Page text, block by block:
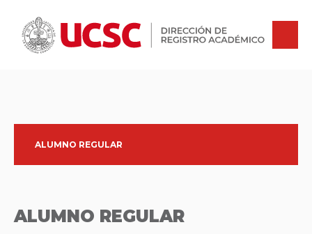
TIPOS DE CERTIFICADOS
ALUMNO REGULAR
ALUMNO REGULAR